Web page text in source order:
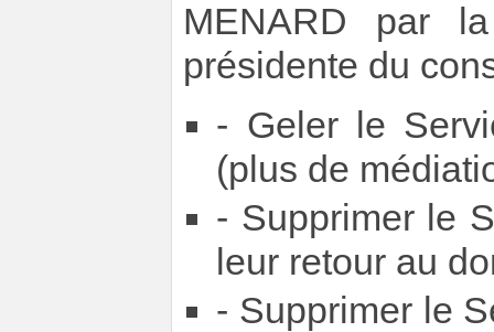
MENARD par
présidente du
- Geler le
(plus de
- Supprimer le
leur retour au
- Supprimer le